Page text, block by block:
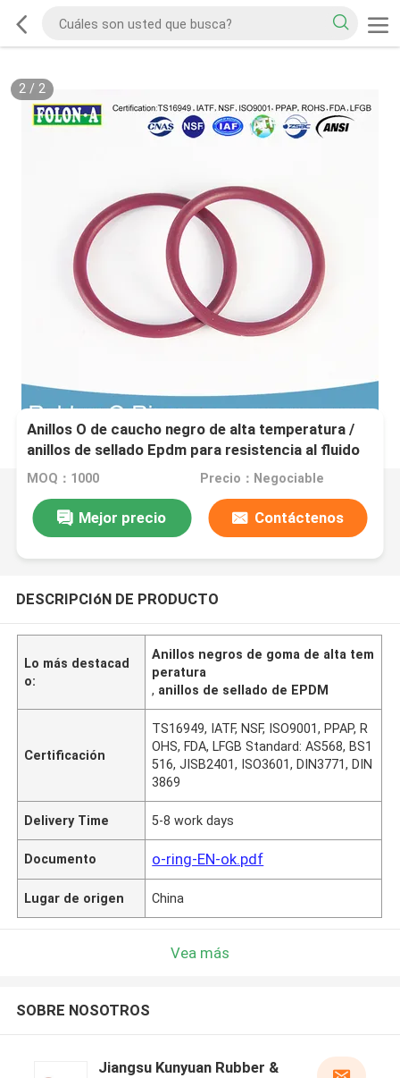
2/ 2
Anillos O de caucho negro de alta temperatura /
anillos de sellado Epdm para resistencia al fluido
de freno del automóvil
MOQ：1000 Precio：Negociable
Mejor precio Contáctenos
DESCRIPCIóN DE PRODUCTO
Lo más destacad
o:
Anillos negros de goma de alta tem
peratura
, anillos de sellado de EPDM
Certificación
TS16949, IATF, NSF, ISO9001, PPAP, R
OHS, FDA, LFGB Standard: AS568, BS1
516, JISB2401, ISO3601, DIN3771, DIN
3869
Delivery Time 5-8 work days
Documento o-ring-EN-ok.pdf
Lugar de origen China
Vea más
SOBRE NOSOTROS
Jiangsu Kunyuan Rubber &